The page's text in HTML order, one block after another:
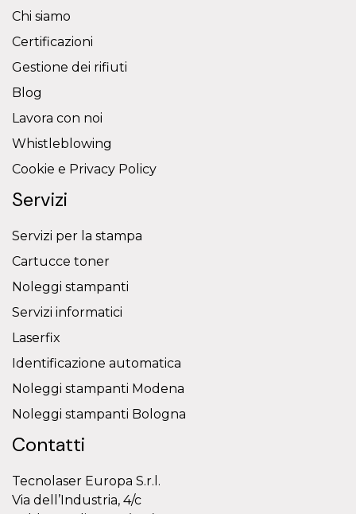
Chi siamo
Certificazioni
Gestione dei rifiuti
Blog
Lavora con noi
Whistleblowing
Cookie e Privacy Policy
Servizi
Servizi per la stampa
Cartucce toner
Noleggi stampanti
Servizi informatici
Laserfix
Identificazione automatica
Noleggi stampanti Modena
Noleggi stampanti Bologna
Contatti
Tecnolaser Europa S.r.l.
Via dell’Industria, 4/c